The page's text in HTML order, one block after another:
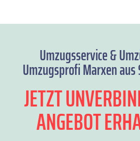
Umzugsservice &
Umzugsprofi Marxen aus
JETZT
ANGEBOT